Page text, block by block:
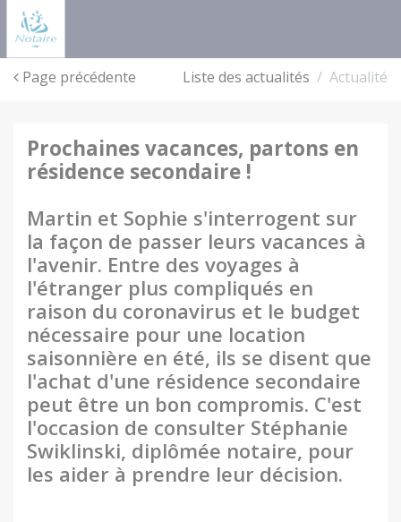
Page précédente Liste des actualités Actualité
prochaines vacances, partons en
résidence secondaire !
Martin et Sophie s'interrogent sur
la façon de passer leurs vacances à
l'avenir. Entre des voyages à
l'étranger plus compliqués en
raison du coronavirus et le budget
nécessaire pour une location
saisonnière en été, ils se disent que
l'achat d'une résidence secondaire
peut être un bon compromis. C'est
l'occasion de consulter Stéphanie
Swiklinski, diplômée notaire, pour
les aider à prendre leur décision.
Panneau de gestion des cookies